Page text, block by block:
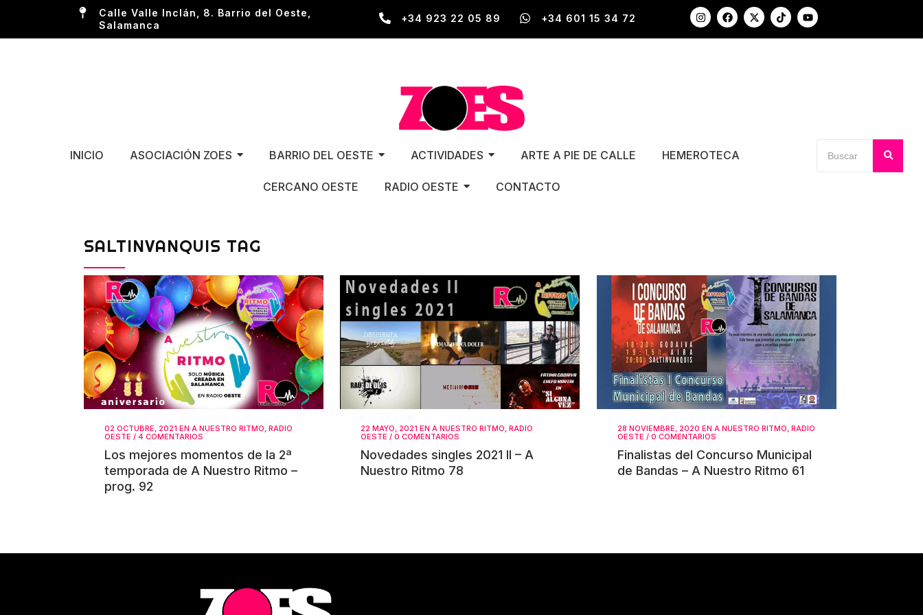
Calle Valle Inclán, 8. Barrio del Oeste,
Salamanca
+34 923 22 05 89 +34 601 15 34 72
INICIO ASOCIACIÓN ZOES BARRIO DEL OESTE ACTIVIDADES ARTE A PIE DE CALLE HEMEROTECA
CERCANO OESTE RADIO OESTE CONTACTO
SALTINVANQUIS TAG
02 OCTUBRE, 2021 EN A NUESTRO RITMO, RADIO
OESTE / 4 COMENTARIOS
Los mejores momentos de la 2ª
temporada de A Nuestro Ritmo –
prog. 92
22 MAYO, 2021 EN A NUESTRO RITMO, RADIO
OESTE / 0 COMENTARIOS
Novedades singles 2021 II – A
Nuestro Ritmo 78
28 NOVIEMBRE, 2020 EN A NUESTRO RITMO, RADIO
OESTE / 0 COMENTARIOS
Finalistas del Concurso Municipal
de Bandas – A Nuestro Ritmo 61